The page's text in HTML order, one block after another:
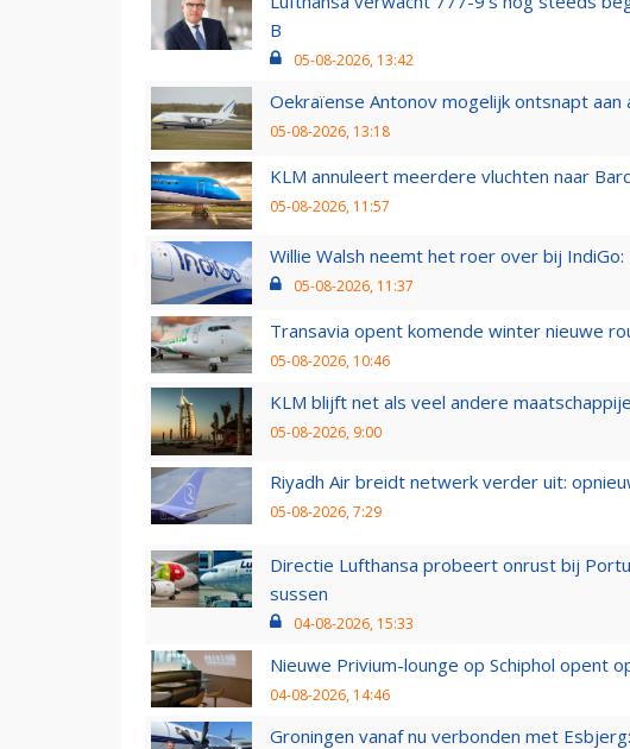
B
05-08-2026, 13:42
Oekraïense Antonov mogelijk ontsnapt aan
05-08-2026, 13:18
KLM annuleert meerdere vluchten naar
05-08-2026, 11:57
Willie Walsh neemt het roer over bij
05-08-2026, 11:37
Transavia opent komende winter nieuwe
05-08-2026, 10:46
KLM blijft net als veel andere
05-08-2026, 9:00
Riyadh Air breidt netwerk verder uit:
05-08-2026, 7:29
Directie Lufthansa probeert onrust bij
sussen
04-08-2026, 15:33
Nieuwe Privium-lounge op Schiphol opent
04-08-2026, 14:46
Groningen vanaf nu verbonden met